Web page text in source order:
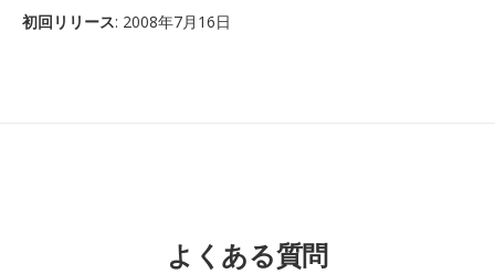
初回リリース: 2008年7月16日
よくある質問